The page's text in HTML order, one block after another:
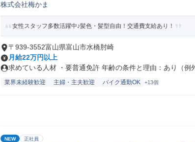
株式会社梅かま
女性スタッフ多数活躍中♪髪色・髪型自由！交通費支給あり！
〒939-3552富山県富山市水橋肘崎
月給22万円以上
求めている人材 ・要普通免許 年齢の条件と理由：あり（例
業界未経験歓迎 主婦・主夫歓迎 バイク通勤OK +13個
NEW 正社員